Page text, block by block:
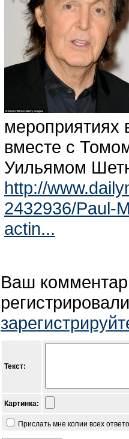
мероприятиях
вместе с
Уильямом
http://
2432936/Paul-
actin...
Ваш
Текст:
Картинка:
Прислать мне копии всех